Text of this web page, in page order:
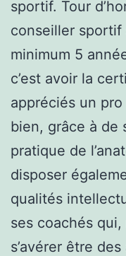
sportif. Tour
conseiller sportif
minimum 5
c’est avoir la
appréciés un
bien, grâce à de
pratique de
disposer
qualités
ses coachés
s’avérer être